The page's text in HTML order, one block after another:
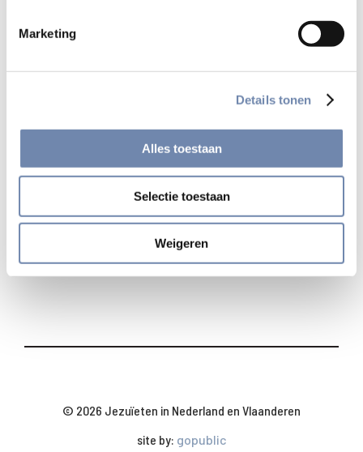
Marketing
Details tonen
Alles toestaan
Selectie toestaan
Weigeren
Klik hier voor de volledig vernieuwde website van de
© 2026 Jezuïeten in Nederland en Vlaanderen
site by: gopublic